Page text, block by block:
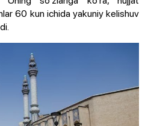
60 kun ichida yakuniy kelishuv